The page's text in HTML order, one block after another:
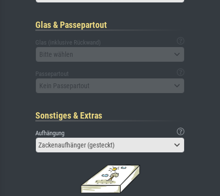
Glas & Passepartout
Glas (inklusive Rückwand)
Bitte wählen
Passepartout
Kein Passepartout
Sonstiges & Extras
Aufhängung
Zackenaufhänger (gesteckt)